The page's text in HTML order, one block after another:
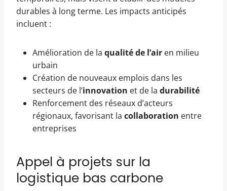
durables à long terme. Les impacts anticipés
incluent :
Amélioration de la qualité de l’air en milieu
urbain
Création de nouveaux emplois dans les
secteurs de l’innovation et de la durabilité
Renforcement des réseaux d’acteurs
régionaux, favorisant la collaboration entre
entreprises
Appel à projets sur la
logistique bas carbone